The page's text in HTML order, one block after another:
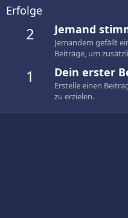
Erfolge
2 Jemand
Jemandem gefällt
Beiträge, um
1 Dein erster
Erstelle einen
zu erzielen.